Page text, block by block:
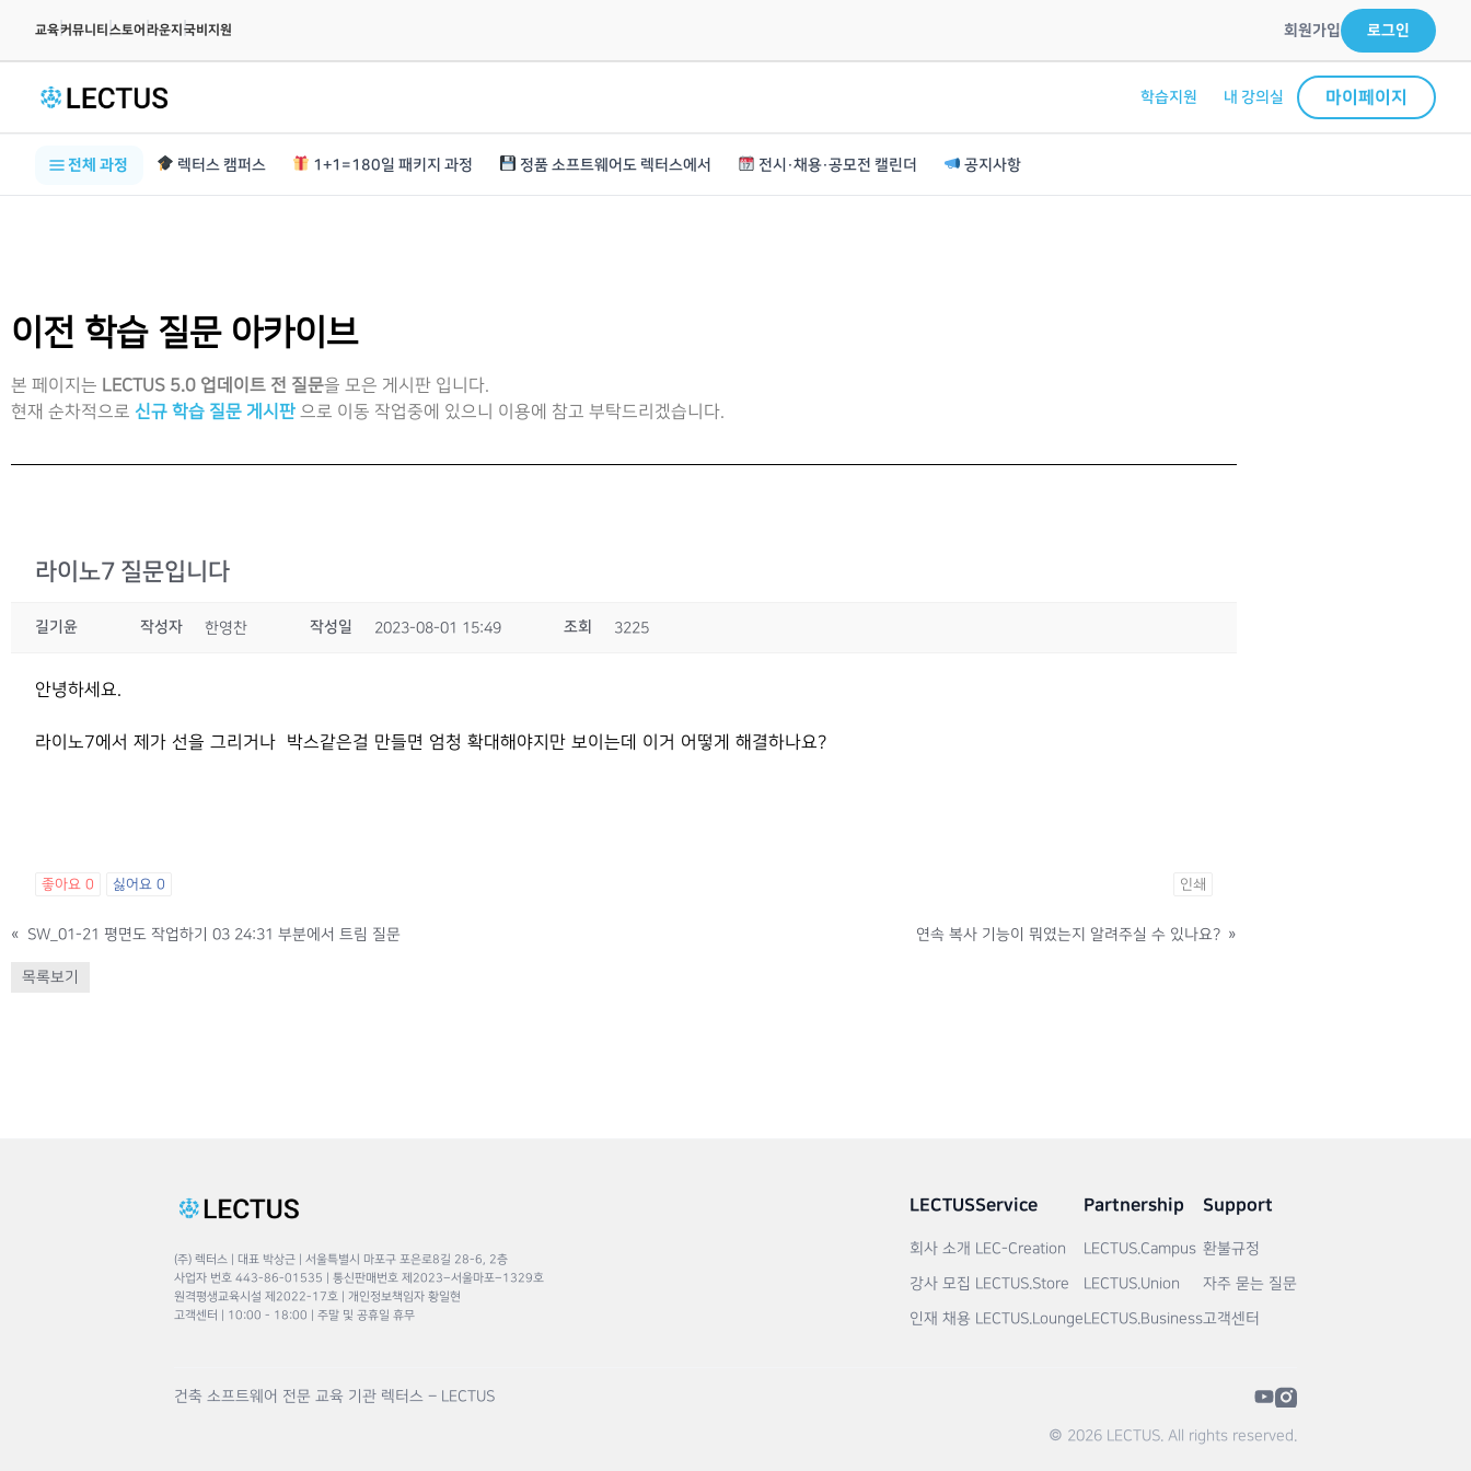
교육|커뮤니티 |스토어 |라운지 |국비지원 회원가입 로그인
학습지원 내 강의실 마이페이지
전체 과정 렉터스 캠퍼스 1+1=180일 패키지 과정 정품 소프트웨어도 렉터스에서 전시·채용·공모전 캘린더 공지사항
이전 학습 질문 아카이브
본 페이지는 LECTUS 5.0 업데이트 전 질문을 모은 게시판 입니다.
현재 순차적으로 신규 학습 질문 게시판 으로 이동 작업중에 있으니 이용에 참고 부탁드리겠습니다.
라이노7 질문입니다
길기윤 작성자 한영찬 작성일 2023-08-01 15:49 조회 3225
안녕하세요.
라이노7에서 제가 선을 그리거나 박스같은걸 만들면 엄청 확대해야지만 보이는데 이거 어떻게 해결하나요?
좋아요 0 싫어요 0 인쇄
« SW_01-21 평면도 작업하기 03 24:31 부분에서 트림 질문 연속 복사 기능이 뭐였는지 알려주실 수 있나요? »
목록보기
(주) 렉터스 | 대표 박상근 | 서울특별시 마포구 포은로8길 28-6, 2층
사업자 번호 443-86-01535 | 통신판매번호 제2023–서울마포–1329호
원격평생교육시설 제2022-17호 | 개인정보책임자 황일현
고객센터 | 10:00 - 18:00 | 주말 및 공휴일 휴무
LECTUS
회사 소개
강사 모집
인재 채용
Service
LEC-Creation
LECTUS.Store
LECTUS.Lounge
Partnership
LECTUS.Campus
LECTUS.Union
LECTUS.Business
Support
환불규정
자주 묻는 질문
고객센터
건축 소프트웨어 전문 교육 기관 렉터스 – LECTUS
© 2026 LECTUS. All rights reserved.